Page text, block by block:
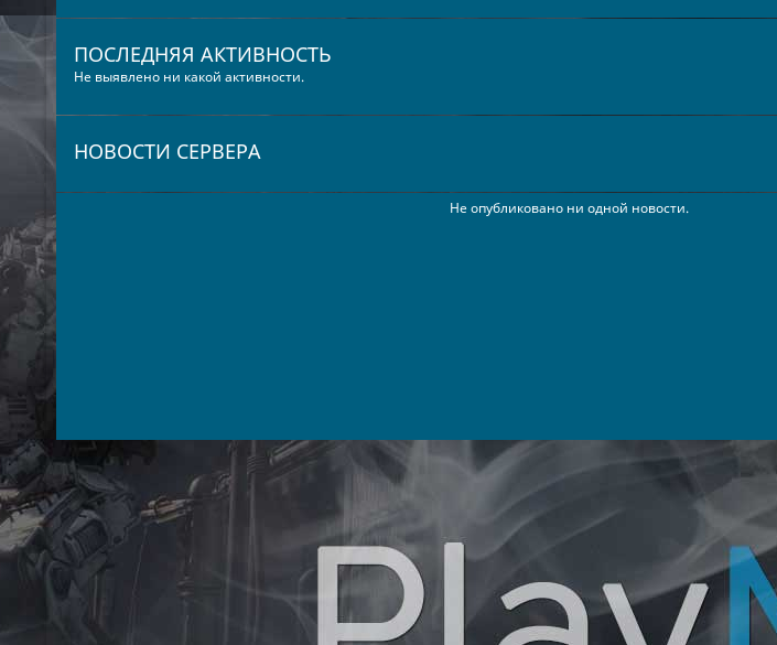
ПОСЛЕДНЯЯ АКТИВНОСТЬ
Не выявлено ни какой активности.
НОВОСТИ СЕРВЕРА
Не опубликовано ни одной новости.